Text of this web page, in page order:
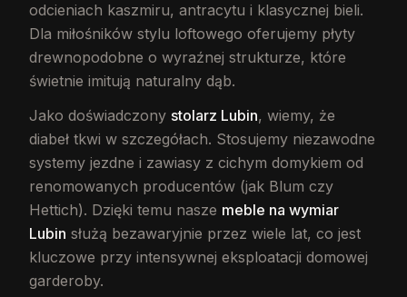
odcieniach kaszmiru, antracytu i klasycznej bieli.
Dla miłośników stylu loftowego oferujemy płyty
drewnopodobne o wyraźnej strukturze, które
świetnie imitują naturalny dąb.
Jako doświadczony stolarz Lubin, wiemy, że
diabeł tkwi w szczegółach. Stosujemy niezawodne
systemy jezdne i zawiasy z cichym domykiem od
renomowanych producentów (jak Blum czy
Hettich). Dzięki temu nasze meble na wymiar
Lubin służą bezawaryjnie przez wiele lat, co jest
kluczowe przy intensywnej eksploatacji domowej
garderoby.